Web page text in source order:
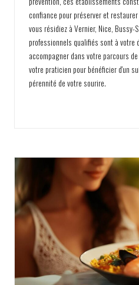
confiance pour préserver et
vous résidiez à Vernier, Nice, Bussy-
professionnels qualifiés sont à votre
accompagner dans votre parcours
votre praticien pour bénéficier d'un
pérennité de votre sourire.